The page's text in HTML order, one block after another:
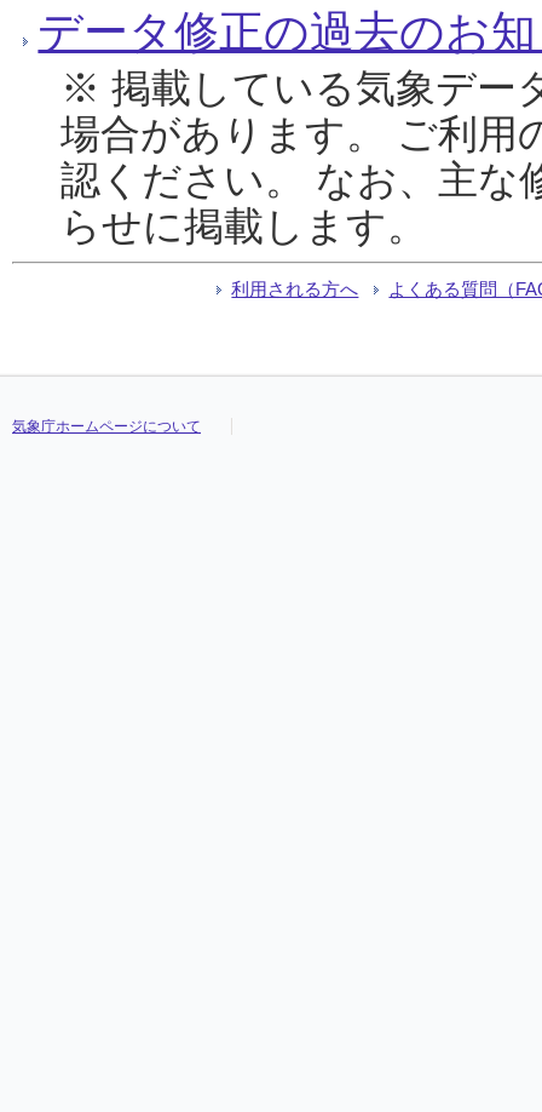
データ修正の過去のお
※ 掲載している気象デー
場合があります。 ご利用
認ください。 なお、主な
らせに掲載します。
利用される方へ よくある質問（
気象庁ホームページについて